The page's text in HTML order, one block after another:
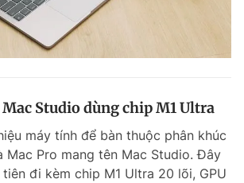
Liên hệ quảng cáo
0908 780 404
Ngọc Toàn
trực: Hải Thành
Hiếu Dũng
Việt Hưng
Đức Trung
Studio dùng chip M1 Ultra
máy tính để bàn thuộc phân khúc
Mac Pro mang tên Mac Studio. Đây
đi kèm chip M1 Ultra 20 lõi, GPU